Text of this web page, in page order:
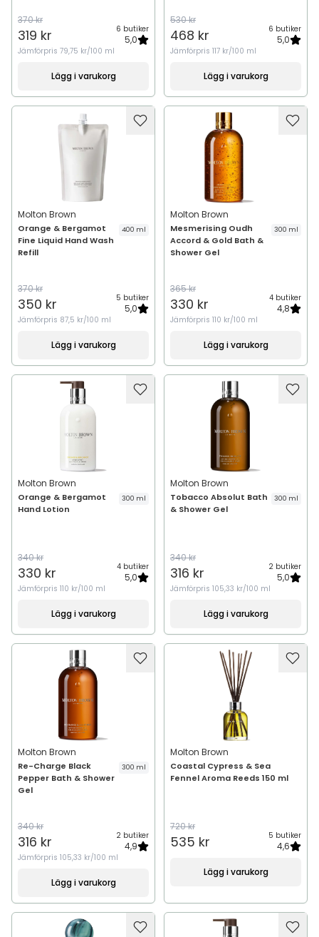
370 kr
319 kr 6 butiker
5,0
Jämförpris 79,75 kr/100 ml
Lägg i varukorg
530 kr
468 kr 6 butiker
5,0
Jämförpris 117 kr/100 ml
Lägg i varukorg
Molton Brown
Orange & Bergamot
Fine Liquid Hand Wash
Refill
400 ml
370 kr
350 kr 5 butiker
5,0
Jämförpris 87,5 kr/100 ml
Lägg i varukorg
Molton Brown
Mesmerising Oudh
Accord & Gold Bath &
Shower Gel
300 ml
365 kr
330 kr 4 butiker
4,8
Jämförpris 110 kr/100 ml
Lägg i varukorg
Molton Brown
Orange & Bergamot
Hand Lotion
300 ml
340 kr
330 kr 4 butiker
5,0
Jämförpris 110 kr/100 ml
Lägg i varukorg
Molton Brown
Tobacco Absolut Bath
& Shower Gel
300 ml
340 kr
316 kr 2 butiker
5,0
Jämförpris 105,33 kr/100 ml
Lägg i varukorg
Molton Brown
Re-Charge Black
Pepper Bath & Shower
Gel
300 ml
340 kr
316 kr 2 butiker
4,9
Jämförpris 105,33 kr/100 ml
Lägg i varukorg
Molton Brown
Coastal Cypress & Sea
Fennel Aroma Reeds 150 ml
720 kr
535 kr 5 butiker
4,6
Lägg i varukorg